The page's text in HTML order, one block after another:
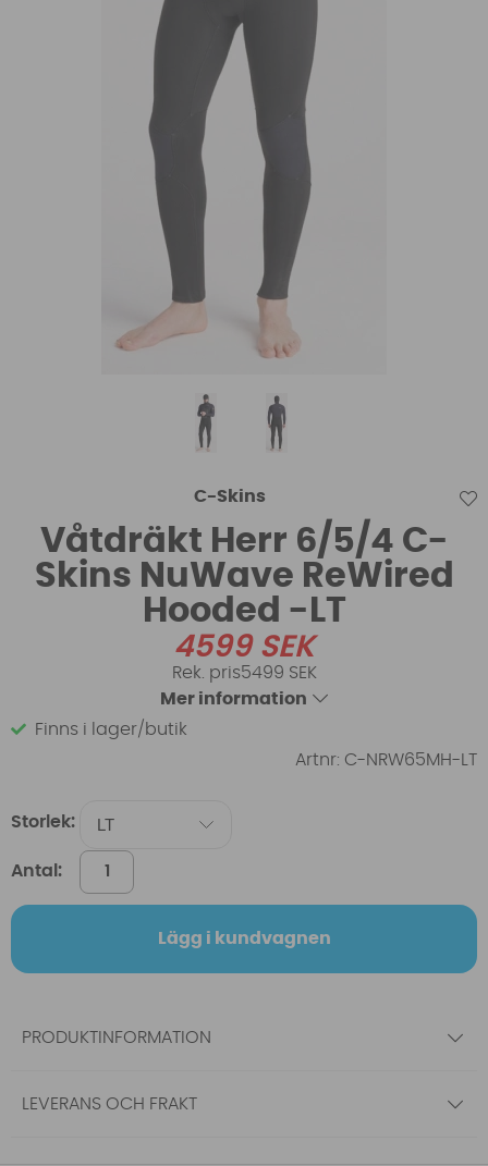
C-Skins
Våtdräkt Herr 6/5/4 C-
Skins NuWave ReWired
Hooded -LT
4599SEK
5499 SEK
Mer information
Finns i lager/butik
Artnr: C-NRW65MH-LT
Storlek:
Antal:
Lägg i kundvagnen
PRODUKTINFORMATION
LEVERANS OCH FRAKT